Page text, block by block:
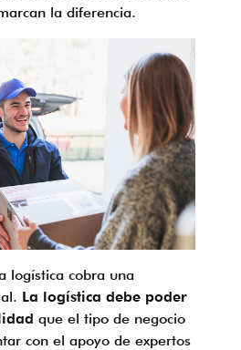
la diferencia.
logística cobra una
La logística debe poder
que el tipo de negocio
con el apoyo de expertos